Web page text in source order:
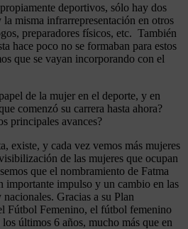
deportivos, sólo hay dos
misma infrarrepresentación en otros
preparadores físicos, etc. También
hace poco no se formaban para estos
que se vayan incorporando con el
de la mujer en el deporte, y en
comenzó su carrera hasta ahora?
principales avances?
existe, y cada vez vemos más mujeres
de las mujeres que ocupan
que el nombramiento de Fatma
importante impulso y un cambio en las
Gracias a su Plan
Fútbol Femenino, el fútbol femenino
últimos 6 años, mucho más que en